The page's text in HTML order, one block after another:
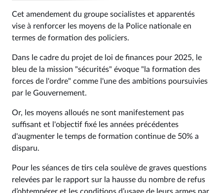
Cet amendement du groupe socialistes et apparentés
vise à renforcer les moyens de la Police nationale en
termes de formation des policiers.
Dans le cadre du projet de loi de finances pour 2025, le
bleu de la mission "sécurités" évoque "la formation des
forces de l'ordre" comme l'une des ambitions poursuivies
par le Gouvernement.
Or, les moyens alloués ne sont manifestement pas
suffisant et l'objectif fixé les années précédentes
d'augmenter le temps de formation continue de 50% a
disparu.
Pour les séances de tirs cela soulève de graves questions
relevées par le rapport sur la hausse du nombre de refus